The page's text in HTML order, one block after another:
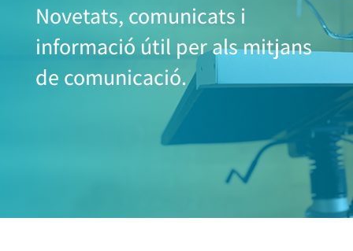
Novetats, comunicats i
informació útil per als mitjans
de comunicació.